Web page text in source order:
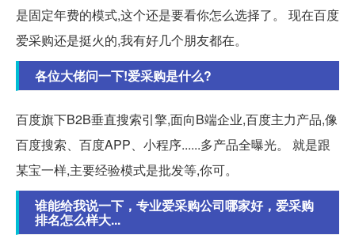
是固定年费的模式,这个还是要看你怎么选择了。 现在百度
爱采购还是挺火的,我有好几个朋友都在。
各位大佬问一下!爱采购是什么?
百度旗下B2B垂直搜索引擎,面向B端企业,百度主力产品,像
百度搜索、百度APP、小程序......多产品全曝光。 就是跟
某宝一样,主要经验模式是批发等,你可。
谁能给我说一下，专业爱采购公司哪家好，爱采购
排名怎么样大...